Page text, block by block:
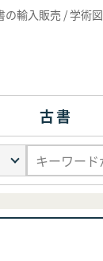
の輸入販売 / 学術
古書